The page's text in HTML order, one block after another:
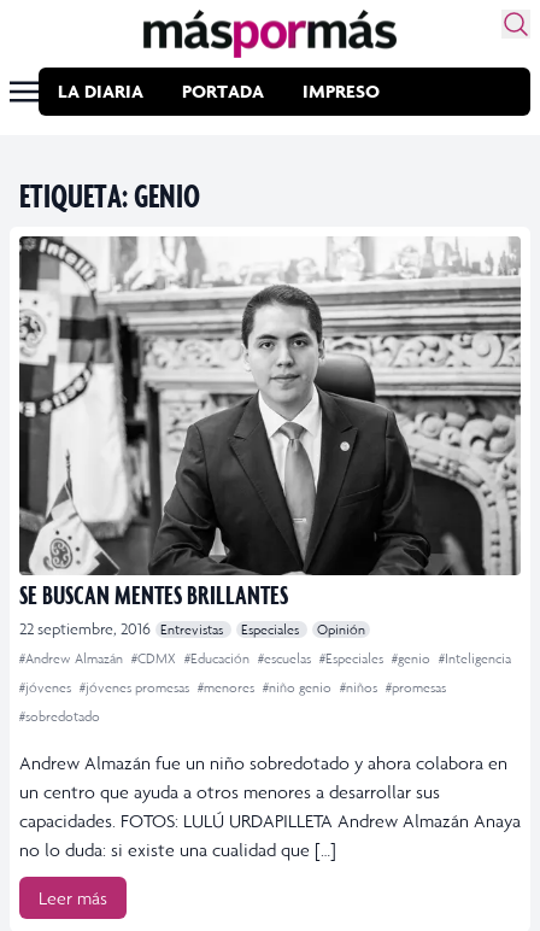
LA DIARIA PORTADA IMPRESO
ETIQUETA:GENIO
SE BUSCAN MENTES BRILLANTES
22 septiembre, 2016 Entrevistas Especiales
Opinión
#Andrew Almazán #CDMX #Educación #escuelas #Especiales #genio #Inteligencia
#jóvenes #jóvenes promesas #menores #niño genio #niños #promesas
#sobredotado
Andrew Almazán fue un niño sobredotado y ahora colabora en
un centro que ayuda a otros menores a desarrollar sus
capacidades. FOTOS: LULÚ URDAPILLETA Andrew Almazán Anaya
no lo duda: si existe una cualidad que […]
Leer más